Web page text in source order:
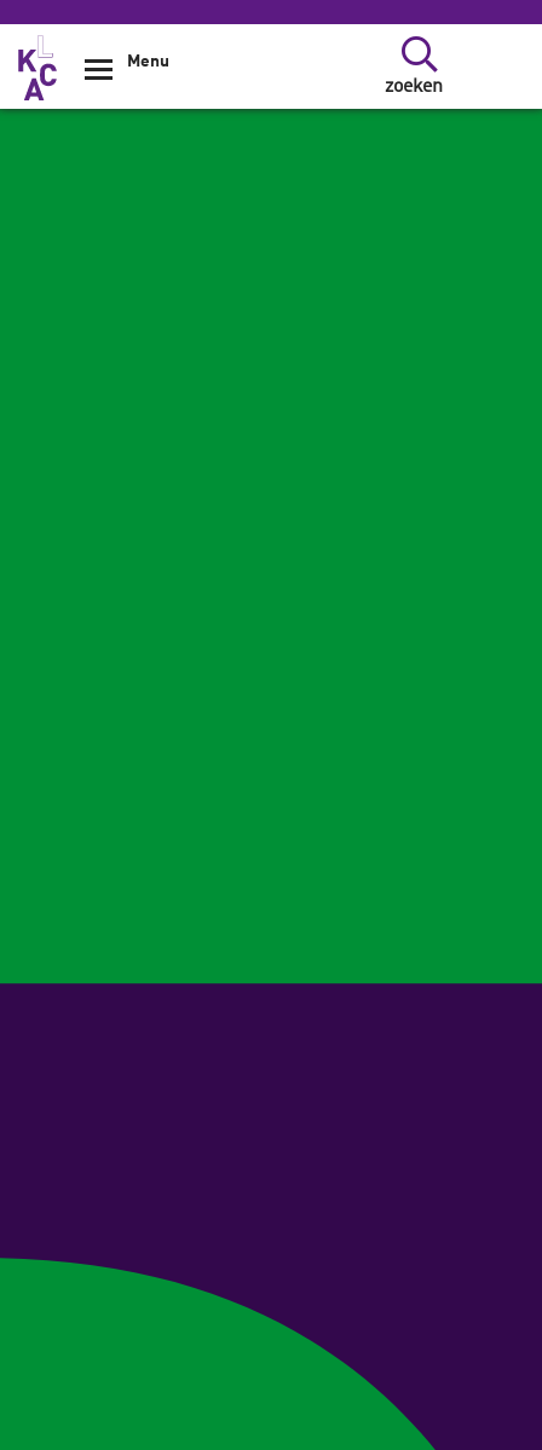
Overslaan en naar de inhoud gaan
zoeken
Menu